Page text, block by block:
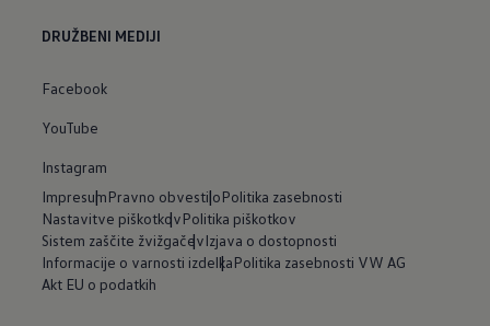
DRUŽBENI MEDIJI
Facebook
YouTube
Instagram
ImpresumPravno obvestiloPolitika zasebnosti
Nastavitve piškotkovPolitika piškotkov
Sistem zaščite žvižgačevIzjava o dostopnosti
Informacije o varnosti izdelkaPolitika zasebnosti VW AG
Akt EU o podatkih